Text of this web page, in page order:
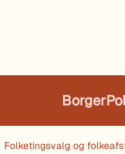
Borger
Folketingsvalg og